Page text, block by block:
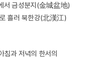
서 금성분지(金城盆地)
흘러 북한강(北漢江)
침과 저녁의 한서의